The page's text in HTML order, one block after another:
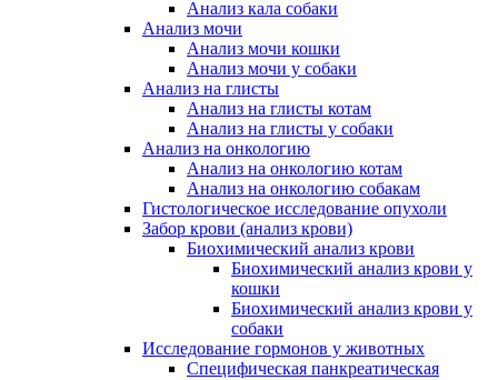
Анализ кала собаки
Анализ мочи
Анализ мочи кошки
Анализ мочи у собаки
Анализ на глисты
Анализ на глисты котам
Анализ на глисты у собаки
Анализ на онкологию
Анализ на онкологию котам
Анализ на онкологию собакам
Гистологическое исследование опухоли
Забор крови (анализ крови)
Биохимический анализ крови
Биохимический анализ крови у
кошки
Биохимический анализ крови у
собаки
Исследование гормонов у животных
Специфическая панкреатическая